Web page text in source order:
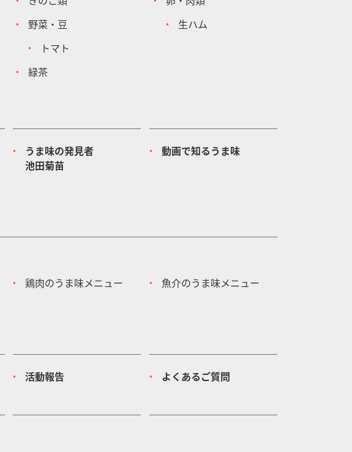
野菜・豆
トマト
緑茶
生ハム
うま味の発見者
池田菊苗
動画で知るうま味
鶏肉のうま味メニュー 魚介のうま味メニュー
活動報告 よくあるご質問